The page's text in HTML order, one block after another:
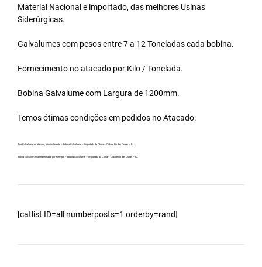
Material Nacional e importado, das melhores Usinas
Siderúrgicas.
Galvalumes com pesos entre 7 a 12 Toneladas cada bobina.
Fornecimento no atacado por Kilo / Tonelada.
Bobina Galvalumecom Largura de 1200mm.
Temos ótimas condições em pedidos no Atacado.
Aço Galvalume no atacado, principalmente – Bobina Galvalume – Importada da China – Cidade Rio das Ostras – RJ.
Bobina Galvalume carreta fechada, por exemplo – Bobina Galvalume – Importada da China – Cidade Rio das Ostras – RJ.
[catlist ID=all numberposts=1 orderby=rand]